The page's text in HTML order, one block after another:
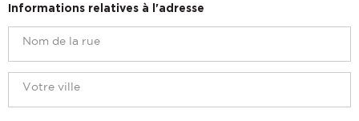
Informations relatives à l'adresse